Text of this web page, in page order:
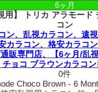
6ヶ月
用】 トリカ アラモード
コン
ン、乱視カラコン、遠
カラコン、格安カラコ
販専門店、【6ヶ月/乱
チョコ ブラウンカラコ
0件
Choco Brown - 6